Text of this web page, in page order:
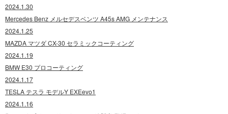
2024.1.30
Mercedes Benz メルセデスベンツ A45s AMG メンテナンス
2024.1.25
MAZDA マツダ CX-30 セラミックコーティング
2024.1.19
BMW E30 プロコーティング
2024.1.17
TESLA テスラ モデルY EXEevo1
2024.1.16